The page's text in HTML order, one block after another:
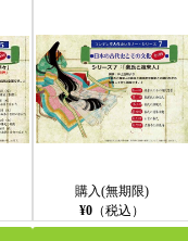
購入(無期限)
¥0（税込）